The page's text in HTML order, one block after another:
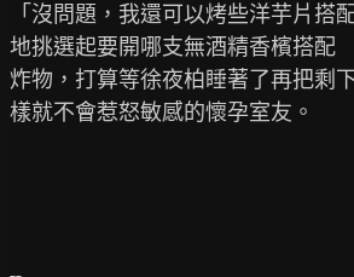
「沒問題，我還可以烤些洋芋片搭
地挑選起要開哪支無酒精香檳搭配
炸物，打算等徐夜柏睡著了再把剩
樣就不會惹怒敏感的懷孕室友。